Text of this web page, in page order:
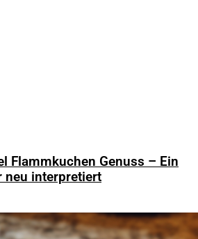
Flammkuchen Genuss – Ein
neu interpretiert